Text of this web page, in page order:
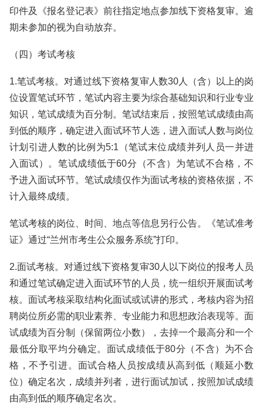
印件及《报名登记表》前往指定地点参加线下资格复审。逾
期未参加的视为自动放弃。
（四）考试考核
1.笔试考核。对通过线下资格复审人数30人（含）以上的岗
位设置笔试环节，笔试内容主要为综合基础知识和行业专业
知识，笔试成绩为百分制。笔试结束后，按照笔试成绩由高
到低的顺序，确定进入面试环节人选，进入面试人数与岗位
计划引进人数的比例为5:1（笔试末位成绩并列人员一并进
入面试）。笔试成绩低于60分（不含）为笔试不合格，不
予进入面试环节。笔试成绩仅作为面试考核的资格依据，不
计入最终成绩。
笔试考核的岗位、时间、地点等信息另行公告。《笔试准考
证》通过“兰州市考生公众服务系统”打印。
2.面试考核。对通过线下资格复审30人以下岗位的报考人员
和通过笔试确定进入面试环节的人员，统一组织开展面试考
核。面试考核采取结构化面试或试讲的形式，考核内容为招
聘岗位所必需的职业素养、专业能力和思想政治表现等。面
试成绩为百分制（保留两位小数），去掉一个最高分和一个
最低分取平均分确定。面试成绩低于80分（不含）为不合
格，不予引进。面试合格人员按成绩从高到低（顺延小数
位）确定名次，成绩并列者，进行面试加试，按照加试成绩
由高到低的顺序确定名次。